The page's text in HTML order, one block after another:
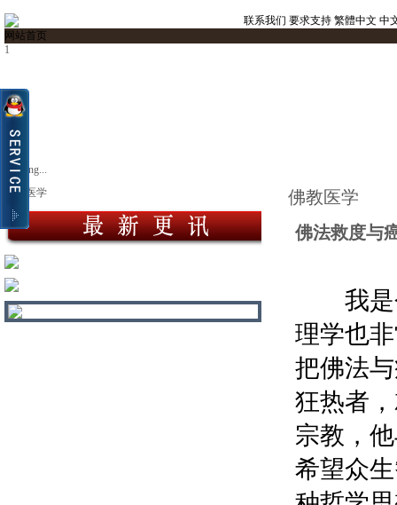
联系我们 要求支持 繁體中文 中
网站首页
1
Loading...
佛教医学
佛教医学
佛法救度与
我
理学也
把佛法
狂热者
宗教，
希望众